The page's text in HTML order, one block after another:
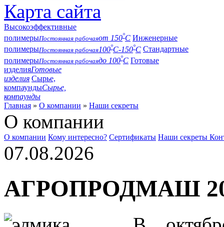
Карта сайта
Высокоэффективные
полимерыПостоянная рабочаяот 150°С Инженерные
полимерыПостоянная рабочая100°С-150°С Стандартные
полимерыПостоянная рабочаядо 100°С Готовые
изделияГотовые
изделия Сырье,
компаундыСырье,
компаунды
Главная » О компании » Наши секреты
О компании
О компании Кому интересно? Сертификаты Наши секреты
07.08.2026
АГРОПРОДМАШ